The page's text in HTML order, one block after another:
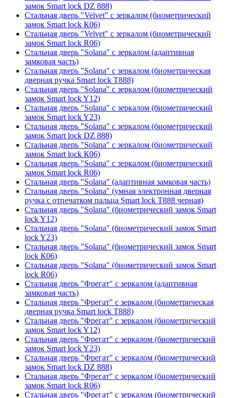
замок Smart lock DZ 888)
Стальная дверь "Velvet" с зеркалом (биометрический
замок Smart lock К06)
Стальная дверь "Velvet" с зеркалом (биометрический
замок Smart lock R06)
Стальная дверь "Solana" с зеркалом (адаптивная
замковая часть)
Стальная дверь "Solana" с зеркалом (биометрическая
дверная ручка Smart lock T888)
Стальная дверь "Solana" с зеркалом (биометрический
замок Smart lock Y12)
Стальная дверь "Solana" с зеркалом (биометрический
замок Smart lock Y23)
Стальная дверь "Solana" с зеркалом (биометрический
замок Smart lock DZ 888)
Стальная дверь "Solana" с зеркалом (биометрический
замок Smart lock К06)
Стальная дверь "Solana" с зеркалом (биометрический
замок Smart lock R06)
Стальная дверь "Solana" (адаптивная замковая часть)
Стальная дверь "Solana" (умная электронная дверная
ручка с отпечатком пальца Smart lock T888 черная)
Стальная дверь "Solana" (биометрический замок Smart
lock Y12)
Стальная дверь "Solana" (биометрический замок Smart
lock Y23)
Стальная дверь "Solana" (биометрический замок Smart
lock К06)
Стальная дверь "Solana" (биометрический замок Smart
lock R06)
Стальная дверь "Фрегат" с зеркалом (адаптивная
замковая часть)
Стальная дверь "Фрегат" с зеркалом (биометрическая
дверная ручка Smart lock T888)
Стальная дверь "Фрегат" с зеркалом (биометрический
замок Smart lock Y12)
Стальная дверь "Фрегат" с зеркалом (биометрический
замок Smart lock Y23)
Стальная дверь "Фрегат" с зеркалом (биометрический
замок Smart lock DZ 888)
Стальная дверь "Фрегат" с зеркалом (биометрический
замок Smart lock R06)
Стальная дверь "Фрегат" с зеркалом (биометрический